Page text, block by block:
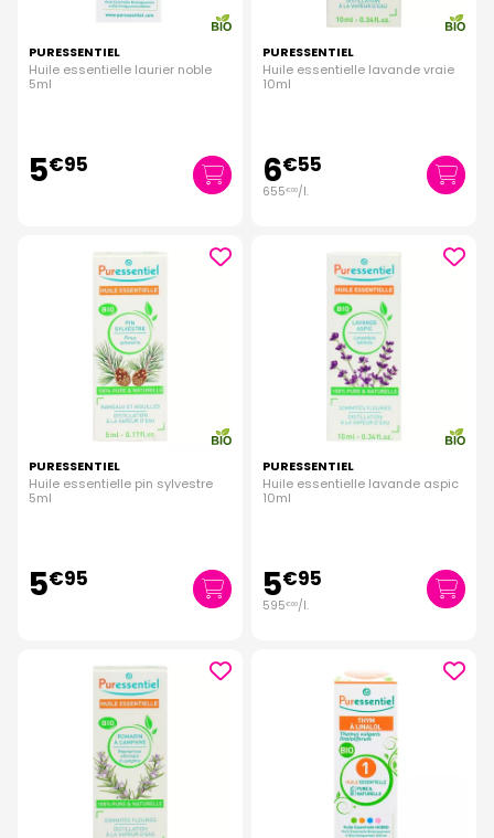
PURESSENTIEL
Huile essentielle laurier noble
5ml
5€95
PURESSENTIEL
Huile essentielle lavande vraie
10ml
6€55
655€00/l.
PURESSENTIEL
Huile essentielle pin sylvestre
5ml
5€95
PURESSENTIEL
Huile essentielle lavande aspic
10ml
5€95
595€00/l.